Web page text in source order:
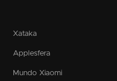
Xataka
Applesfera
Mundo Xiaomi